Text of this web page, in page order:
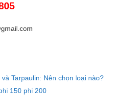
Tarpaulin: Nên chọn loại nào?
150 phi 200